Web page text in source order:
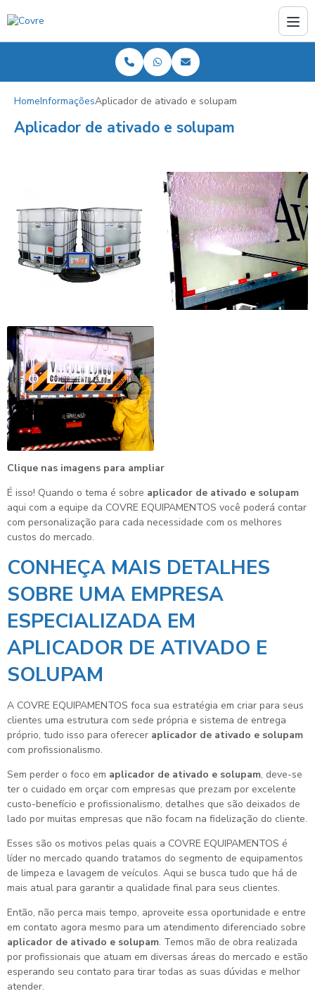
HomeInformaçõesAplicador de ativado e solupam
Aplicador de ativado e solupam
Clique nas imagens para ampliar
É isso! Quando o tema é sobre aplicador de ativado e solupam
aqui com a equipe da COVRE EQUIPAMENTOS você poderá contar
com personalização para cada necessidade com os melhores
custos do mercado.
CONHEÇA MAIS DETALHES
SOBRE UMA EMPRESA
ESPECIALIZADA EM
APLICADOR DE ATIVADO E
SOLUPAM
A COVRE EQUIPAMENTOS foca sua estratégia em criar para seus
clientes uma estrutura com sede própria e sistema de entrega
próprio, tudo isso para oferecer aplicador de ativado e solupam
com profissionalismo.
Sem perder o foco em aplicador de ativado e solupam, deve-se
ter o cuidado em orçar com empresas que prezam por excelente
custo-benefício e profissionalismo, detalhes que são deixados de
lado por muitas empresas que não focam na fidelização do cliente.
Esses são os motivos pelas quais a COVRE EQUIPAMENTOS é
líder no mercado quando tratamos do segmento de equipamentos
de limpeza e lavagem de veículos. Aqui se busca tudo que há de
mais atual para garantir a qualidade final para seus clientes.
Então, não perca mais tempo, aproveite essa oportunidade e entre
em contato agora mesmo para um atendimento diferenciado sobre
aplicador de ativado e solupam. Temos mão de obra realizada
por profissionais que atuam em diversas áreas do mercado e estão
esperando seu contato para tirar todas as suas dúvidas e melhor
atender.